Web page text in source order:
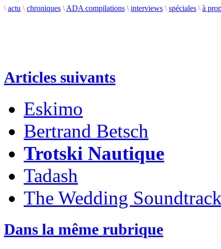
\ actu \ chroniques \ ADA compilations \ interviews \ spéciales \ à
Articles suivants
Eskimo
Bertrand Betsch
Trotski Nautique
Tadash
The Wedding
Dans la même rubrique